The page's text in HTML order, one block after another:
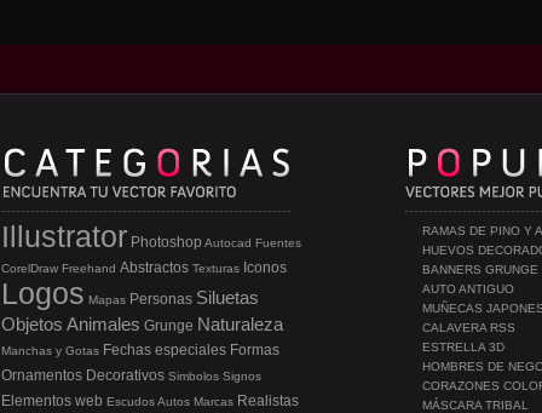
RAMAS DE PINO Y
HUEVOS
BANNERS GRUNGE
AUTO ANTIGUO
MUÑECAS
CALAVERA RSS
ESTRELLA 3D
HOMBRES DE
CORAZONES
MÁSCARA TRIBAL
Illustrator Photoshop Autocad Fuentes
CorelDraw Freehand Abstractos Texturas Iconos
Logos Mapas Personas Siluetas
Objetos Animales Grunge Naturaleza
Manchas y Gotas Fechas especiales Formas
Ornamentos Decorativos Simbolos Signos
Elementos web EscudosAutos Marcas Realistas